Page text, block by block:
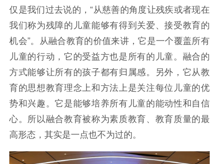
仅是我们过去说的，“从慈善的角度让残疾或者现在
我们称为残障的儿童能够有得到关爱、接受教育的
机会”。从融合教育的价值来讲，它是一个覆盖所有
儿童的行动，它的受益方也是所有的儿童。融合的
方式能够让所有的孩子都有归属感。另外，它从教
育的思想教育理念上和方法上是关注每位儿童的优
势和兴趣。它是能够培养所有儿童的能动性和自信
心。所以融合教育被称为素质教育、教育质量的最
高形态，其实是一点也不为过的。